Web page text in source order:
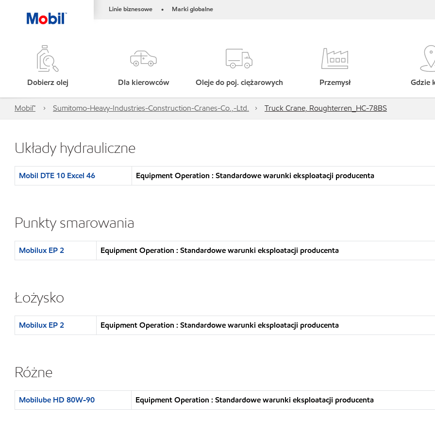
Linie biznesowe • Marki globalne
Dobierz olej Dla kierowców Oleje do poj. ciężarowych Przemysł Gdzie
Mobil™ Sumitomo-Heavy-Industries-Construction-Cranes-Co.,-Ltd. Truck Crane, Roughterren_HC-78BS
Układy hydrauliczne
Mobil DTE 10 Excel 46 Equipment Operation : Standardowe warunki eksploatacji producenta
Punkty smarowania
Mobilux EP 2 Equipment Operation : Standardowe warunki eksploatacji producenta
Łożysko
Mobilux EP 2 Equipment Operation : Standardowe warunki eksploatacji producenta
Różne
Mobilube HD 80W-90 Equipment Operation : Standardowe warunki eksploatacji producenta